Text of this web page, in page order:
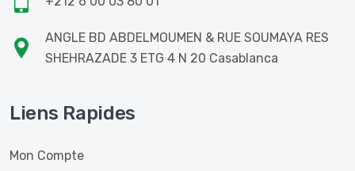
CRÈME
FROMAGE
Mortadelles, Saucissons
Jambons, Hot-Dog
ANGLE BD ABDELMOUMEN & RUE SOUMAYA RES
SHEHRAZADE 3 ETG 4 N 20 Casablanca
Liens Rapides
Mon Compte